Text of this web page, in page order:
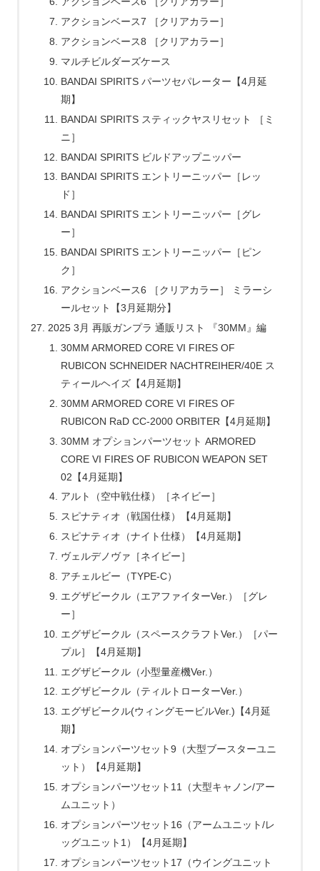
アクションベース7 ［クリアカラー］
アクションベース8 ［クリアカラー］
マルチビルダーズケース
BANDAI SPIRITS パーツセパレーター【4月延
期】
BANDAI SPIRITS スティックヤスリセット ［ミ
ニ］
BANDAI SPIRITS ビルドアップニッパー
BANDAI SPIRITS エントリーニッパー［レッ
ド］
BANDAI SPIRITS エントリーニッパー［グレ
ー］
BANDAI SPIRITS エントリーニッパー［ピン
ク］
アクションベース6 ［クリアカラー］ ミラーシ
ールセット【3月延期分】
2025 3月 再販ガンプラ 通販リスト 『30MM』編
30MM ARMORED CORE VI FIRES OF
RUBICON SCHNEIDER NACHTREIHER/40E ス
ティールヘイズ【4月延期】
30MM ARMORED CORE VI FIRES OF
RUBICON RaD CC-2000 ORBITER【4月延期】
30MM オプションパーツセット ARMORED
CORE VI FIRES OF RUBICON WEAPON SET
02【4月延期】
アルト（空中戦仕様）［ネイビー］
スピナティオ（戦国仕様）【4月延期】
スピナティオ（ナイト仕様）【4月延期】
ヴェルデノヴァ［ネイビー］
アチェルビー（TYPE-C）
エグザビークル（エアファイターVer.）［グレ
ー］
エグザビークル（スペースクラフトVer.）［パー
プル］【4月延期】
エグザビークル（小型量産機Ver.）
エグザビークル（ティルトローターVer.）
エグザビークル(ウィングモービルVer.)【4月延
期】
オプションパーツセット9（大型ブースターユニ
ット）【4月延期】
オプションパーツセット11（大型キャノン/アー
ムユニット）
オプションパーツセット16（アームユニット/レ
ッグユニット1）【4月延期】
オプションパーツセット17（ウイングユニット